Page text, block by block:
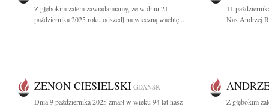
Z głębokim żalem zawiadamiamy, że w dniu 21
października 2025 roku odszedł na wieczną wachtę...
11
Nas Andrzej
ZENON CIESIELSKI GDAŃSK
Dnia 9 października 2025 zmarł w wieku 94 lat nasz
Z głębokim